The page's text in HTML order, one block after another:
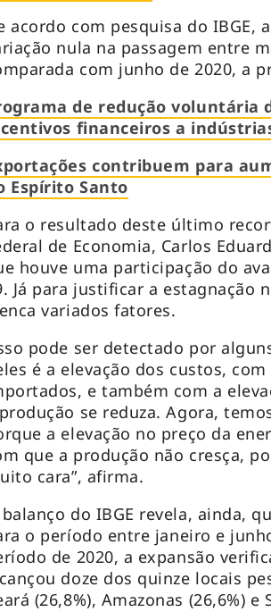
acordo com pesquisa do IBGE,
nula na passagem entre
com junho de 2020, a
de redução voluntária
financeiros a
contribuem para
Espírito Santo
o resultado deste último
de Economia, Carlos
houve uma participação do
Já para justificar a estagnação
variados fatores.
pode ser detectado por
é a elevação dos custos,
e também com a
se reduza. Agora,
a elevação no preço da
que a produção não cresça,
cara”, afirma.
balanço do IBGE revela, ainda,
o período entre janeiro e
de 2020, a expansão
doze dos quinze locais
(26,8%), Amazonas (26,6%) e